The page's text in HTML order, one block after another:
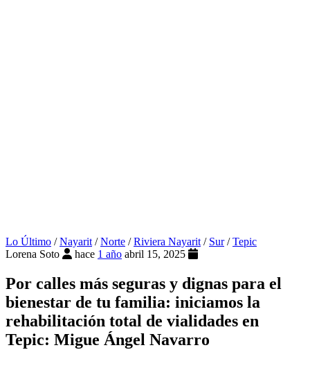
Lo Último /Nayarit/Norte /Riviera Nayarit/ Sur/Tepic
Lorena Soto
hace 1 año abril 15, 2025
Por calles más seguras y dignas para el
bienestar de tu familia: iniciamos la
rehabilitación total de vialidades en
Tepic: Migue Ángel Navarro